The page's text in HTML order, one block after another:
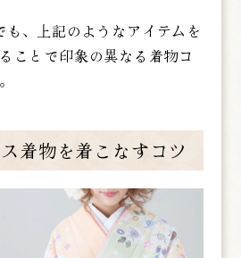
も、上記のようなアイテムを
ことで印象の異なる着物コ
着物を着こなすコツ